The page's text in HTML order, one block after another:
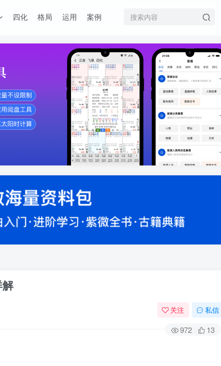
四化 格局 运用 案例
关注 私信
972 13